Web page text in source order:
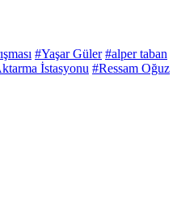
#Yaşar Güler #alper taban
İstasyonu #Ressam Oğuz